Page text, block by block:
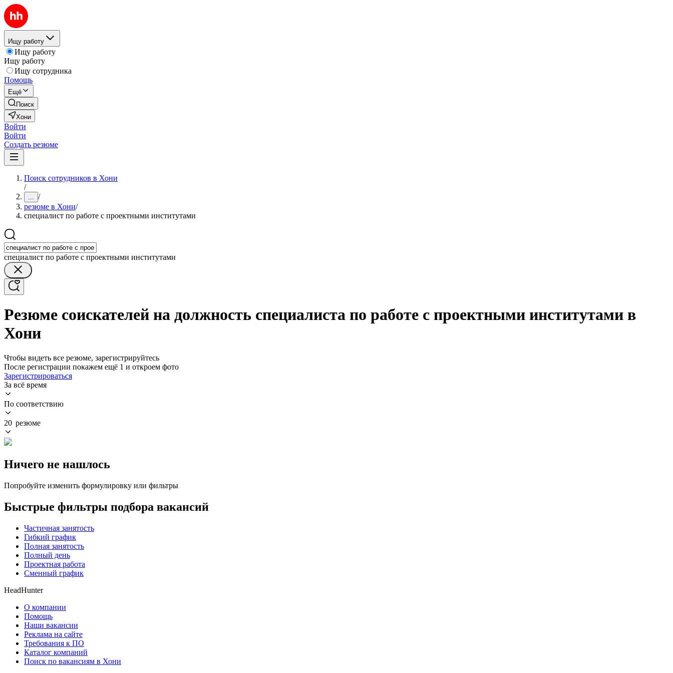
Ищу работу
Ищу работу
Ищу работу
Ищу сотрудника
Помощь
Ещё
Поиск
Хони
Войти
Войти
Создать резюме
Поиск сотрудников в Хони
/
... /
резюме в Хони/
специалист по работе с проектными институтами
специалист по работе с проектными институтами
Резюме соискателей на должность специалиста по работе с проектными институтами в
Хони
Чтобы видеть все резюме, зарегистрируйтесь
После регистрации покажем ещё 1 и откроем фото
Зарегистрироваться
За всё время
По соответствию
20 резюме
Ничего не нашлось
Попробуйте изменить формулировку или фильтры
Быстрые фильтры подбора вакансий
Частичная занятость
Гибкий график
Полная занятость
Полный день
Проектная работа
Сменный график
HeadHunter
О компании
Помощь
Наши вакансии
Реклама на сайте
Требования к ПО
Каталог компаний
Поиск по вакансиям в Хони